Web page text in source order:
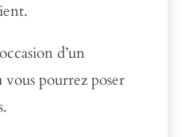
d’un
pourrez poser